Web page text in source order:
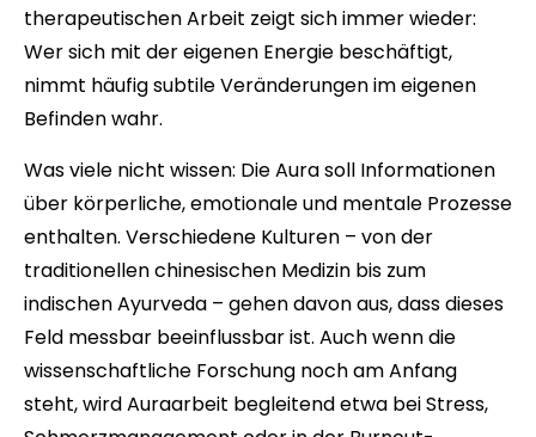
therapeutischen Arbeit zeigt sich immer wieder:
Wer sich mit der eigenen Energie beschäftigt,
nimmt häufig subtile Veränderungen im eigenen
Befinden wahr.
Was viele nicht wissen: Die Aura soll Informationen
über körperliche, emotionale und mentale Prozesse
enthalten. Verschiedene Kulturen – von der
traditionellen chinesischen Medizin bis zum
indischen Ayurveda – gehen davon aus, dass dieses
Feld messbar beeinflussbar ist. Auch wenn die
wissenschaftliche Forschung noch am Anfang
steht, wird Auraarbeit begleitend etwa bei Stress,